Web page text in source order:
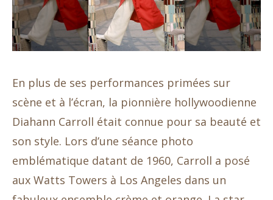
En plus de ses performances primées sur
scène et à l’écran, la pionnière hollywoodienne
Diahann Carroll était connue pour sa beauté et
son style. Lors d’une séance photo
emblématique datant de 1960, Carroll a posé
aux Watts Towers à Los Angeles dans un